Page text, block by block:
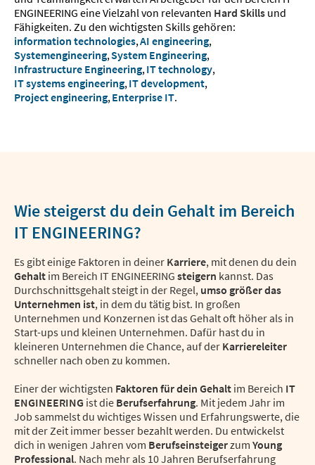
ENGINEERING eine Vielzahl von relevanten Hard Skills und
Fähigkeiten. Zu den wichtigsten Skills gehören:
information technologies,AI engineering,
Systemengineering,System Engineering,
Infrastructure Engineering,IT technology,
IT systems engineering,IT development,
Project engineering,Enterprise IT.
Wie steigerst du dein Gehalt im Bereich
IT ENGINEERING?
Es gibt einige Faktoren in deiner Karriere, mit denen du dein
Gehalt im Bereich IT ENGINEERING steigern kannst. Das
Durchschnittsgehalt steigt in der Regel, umso größer das
Unternehmen ist, in dem du tätig bist. In großen
Unternehmen und Konzernen ist das Gehalt oft höher als in
Start-ups und kleinen Unternehmen. Dafür hast du in
kleineren Unternehmen die Chance, auf der Karriereleiter
schneller nach oben zu kommen.
Einer der wichtigsten Faktoren für dein Gehalt im Bereich IT
ENGINEERING ist die Berufserfahrung. Mit jedem Jahr im
Job sammelst du wichtiges Wissen und Erfahrungswerte, die
mit der Zeit immer besser bezahlt werden. Du entwickelst
dich in wenigen Jahren vom Berufseinsteigerzum Young
Professional. Nach mehr als 10 Jahren Berufserfahrung